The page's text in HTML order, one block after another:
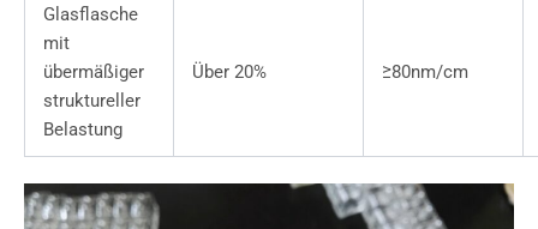
Glasflasche
mit
übermäßiger
struktureller
Belastung
Über 20% ≥80nm/cm